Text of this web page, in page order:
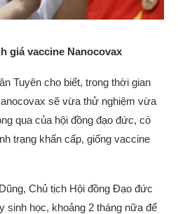
giá vaccine Nanocovax
Tuyên cho biết, trong thời gian
sẽ vừa thử nghiệm vừa
qua của hội đồng đạo đức, có
trạng khẩn cấp, giống vaccine
Chủ tịch Hội đồng Đạo đức
sinh học, khoảng 2 tháng nữa để